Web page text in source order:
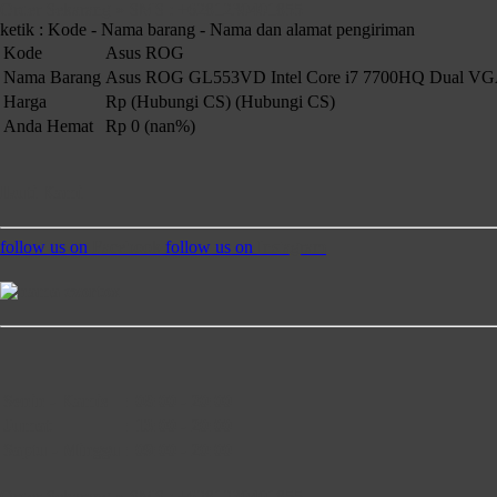
ketik : Kode - Nama barang - Nama dan alamat pengiriman
Kode
Asus ROG
Nama Barang Asus ROG GL553VD Intel Core i7 7700HQ Dual
Harga
Rp (Hubungi CS) (Hubungi CS)
Anda Hemat
Rp 0 (nan%)
follow us on follow us on